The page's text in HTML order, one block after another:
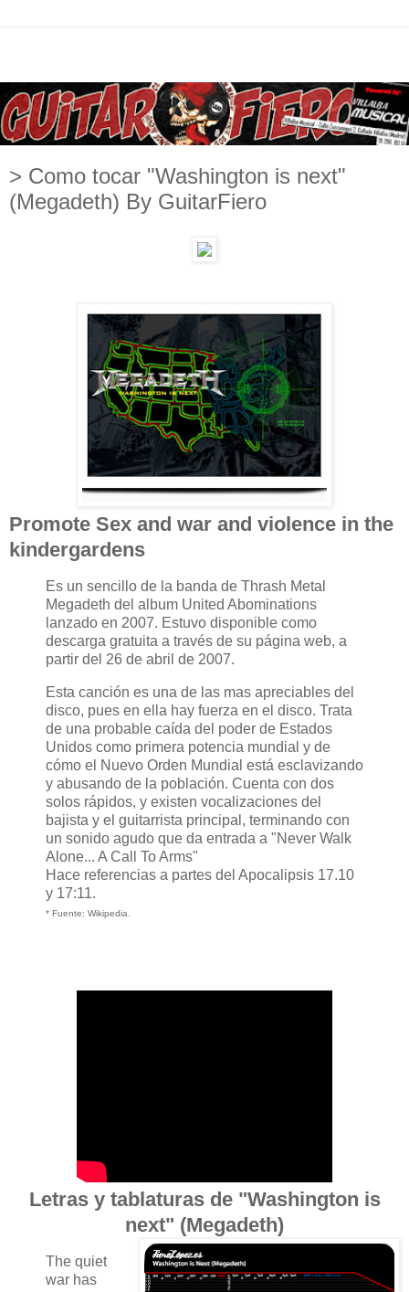
> Como tocar "Washington is next"
(Megadeth) By GuitarFiero
Promote Sex and war and violence in the
kindergardens
Es un sencillo de la banda de Thrash Metal
Megadeth del album United Abominations
lanzado en 2007. Estuvo disponible como
descarga gratuita a través de su página web, a
partir del 26 de abril de 2007.
Esta canción es una de las mas apreciables del
disco, pues en ella hay fuerza en el disco. Trata
de una probable caída del poder de Estados
Unidos como primera potencia mundial y de
cómo el Nuevo Orden Mundial está esclavizando
y abusando de la población. Cuenta con dos
solos rápidos, y existen vocalizaciones del
bajista y el guitarrista principal, terminando con
un sonido agudo que da entrada a "Never Walk
Alone... A Call To Arms"
Hace referencias a partes del Apocalipsis 17.10
y 17:11.
* Fuente: Wikipedia.
Letras y tablaturas de "Washington is
next" (Megadeth)
The quiet
war has